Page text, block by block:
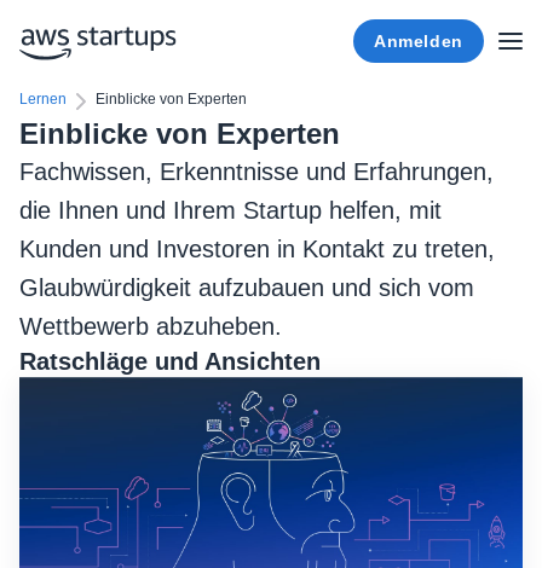
Anmelden
Lernen Einblicke von Experten
Einblicke von Experten
Fachwissen, Erkenntnisse und Erfahrungen,
die Ihnen und Ihrem Startup helfen, mit
Kunden und Investoren in Kontakt zu treten,
Glaubwürdigkeit aufzubauen und sich vom
Wettbewerb abzuheben.
Ratschläge und Ansichten